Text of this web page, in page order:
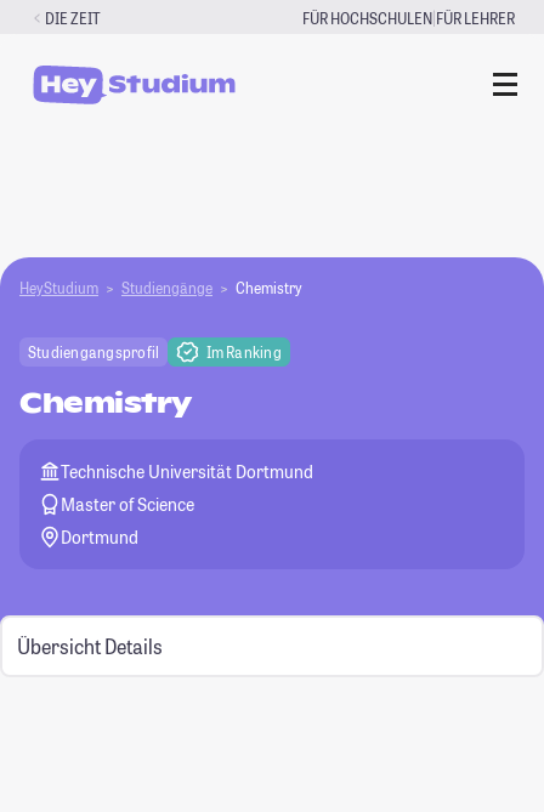
Zum
springen
DIE ZEIT FÜR HOCHSCHULEN|FÜR LEHRER
HeyStudium Studiengänge Chemistry
Studiengangsprofil Im Ranking
Chemistry
Technische Universität Dortmund
Master of Science
Dortmund
Übersicht Details